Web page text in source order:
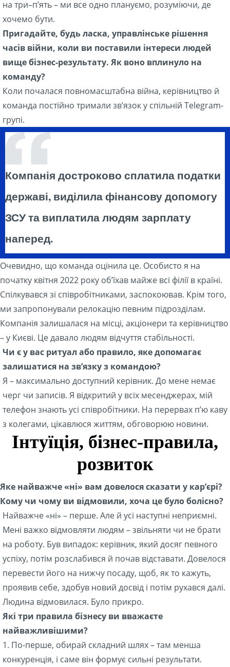
на три–пʼять – ми все одно плануємо, розуміючи, де
хочемо бути.
Пригадайте, будь ласка, управлінське рішення
часів війни, коли ви поставили інтереси людей
вище бізнес-результату. Як воно вплинуло на
команду?
Коли почалася повномасштабна війна, керівництво й
команда постійно тримали зв’язок у спільній Telegram-
групі.
Компанія достроково сплатила податки
державі, виділила фінансову допомогу
ЗСУ та виплатила людям зарплату
наперед.
Очевидно, що команда оцінила це. Особисто я на
початку квітня 2022 року об’їхав майже всі філії в країні.
Спілкувався зі співробітниками, заспокоював. Крім того,
ми запропонували релокацію певним підрозділам.
Компанія залишалася на місці, акціонери та керівництво
– у Києві. Це давало людям відчуття стабільності.
Чи є у вас ритуал або правило, яке допомагає
залишатися на зв’язку з командою?
Я – максимально доступний керівник. До мене немає
черг чи записів. Я відкритий у всіх месенджерах, мій
телефон знають усі співробітники. На перервах п’ю каву
з колегами, цікавлюся життям, обговорюю новини.
Інтуїція, бізнес-правила,
розвиток
Яке найважче «ні» вам довелося сказати у кар’єрі?
Кому чи чому ви відмовили, хоча це було болісно?
Найважче «ні» – перше. Але й усі наступні неприємні.
Мені важко відмовляти людям – звільняти чи не брати
на роботу. Був випадок: керівник, який досяг певного
успіху, потім розслабився й почав відставати. Довелося
перевести його на нижчу посаду, щоб, як то кажуть,
проявив себе, здобув новий досвід і потім рухався далі.
Людина відмовилася. Було прикро.
Які три правила бізнесу ви вважаєте
найважливішими?
1. По-перше, обирай складний шлях – там менша
конкуренція, і саме він формує сильні результати.